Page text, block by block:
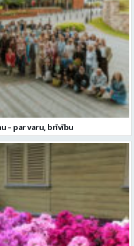
– par varu, brīvību